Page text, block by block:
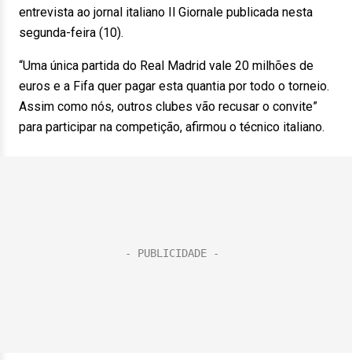
entrevista ao jornal italiano Il Giornale publicada nesta
segunda-feira (10).
“Uma única partida do Real Madrid vale 20 milhões de
euros e a Fifa quer pagar esta quantia por todo o torneio.
Assim como nós, outros clubes vão recusar o convite”
para participar na competição, afirmou o técnico italiano.